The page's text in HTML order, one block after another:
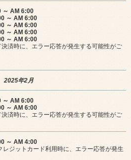
～ AM 6:00
～ AM 6:00
～ AM 6:00
～ AM 6:00
～ AM 6:00
済時に、エラー応答が発生する可能性がご
2025年2月
～ AM 6:00
～ AM 6:00
済時に、エラー応答が発生する可能性がご
～ AM 4:00
ジットカード利用時に、エラー応答が発生